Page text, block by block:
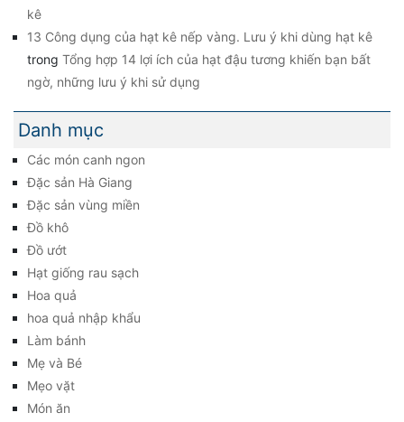
kê
13 Công dụng của hạt kê nếp vàng. Lưu ý khi dùng hạt kê
trong Tổng hợp 14 lợi ích của hạt đậu tương khiến bạn bất
ngờ, những lưu ý khi sử dụng
Danh mục
Các món canh ngon
Đặc sản Hà Giang
Đặc sản vùng miền
Đồ khô
Đồ ướt
Hạt giống rau sạch
Hoa quả
hoa quả nhập khẩu
Làm bánh
Mẹ và Bé
Mẹo vặt
Món ăn